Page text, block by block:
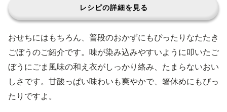
レシピの詳細を見る
おせちにはもちろん、普段のおかずにもぴったりなたたき
ごぼうのご紹介です。味が染み込みやすいように叩いたご
ぼうにごま風味の和え衣がしっかり絡み、たまらないおい
しさです。甘酸っぱい味わいも爽やかで、箸休めにもぴっ
たりですよ。